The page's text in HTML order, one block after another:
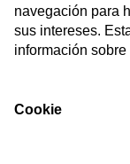
navegación para
sus intereses.
información
Cookie